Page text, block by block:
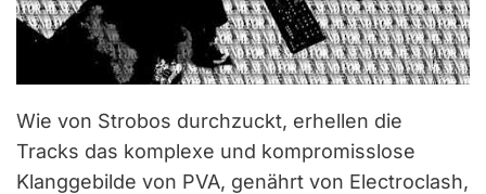
Wie von Strobos durchzuckt, erhellen die
Tracks das komplexe und kompromisslose
Klanggebilde von PVA, genährt von Electroclash,